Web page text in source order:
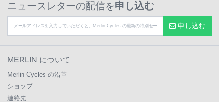
ニュースレターの配信を申し込む
申し込む
MERLIN について
Merlin Cycles の沿革
ショップ
連絡先